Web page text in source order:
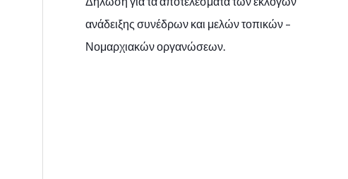
ανάδειξης συνέδρων και μελών τοπικών –
Νομαρχιακών οργανώσεων.